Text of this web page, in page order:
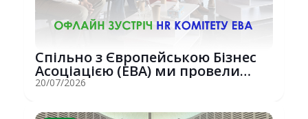
Спільно з Європейською Бізнес
Асоціацією (EBA) ми провели
потужну о...
20/07/2026